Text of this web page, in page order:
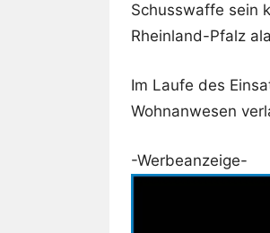
Schusswaffe sein
Rheinland-Pfalz
Im Laufe des
Wohnanwesen
-Werbeanzeige-